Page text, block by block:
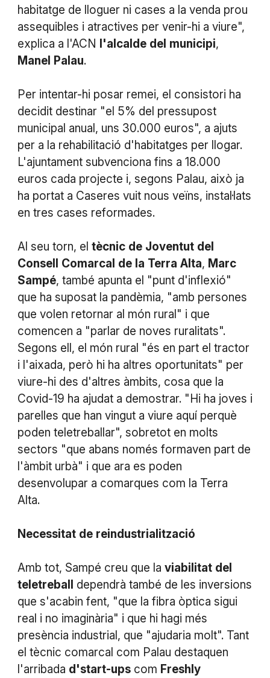
habitatge de lloguer ni cases a la venda prou
assequibles i atractives per venir-hi a viure",
explica a l'ACN
l'alcalde del municipi,
Manel Palau.
Per intentar-hi posar remei, el consistori ha
decidit destinar "el 5% del pressupost
municipal anual, uns 30.000 euros", a ajuts
per a la rehabilitació d'habitatges per llogar.
L'ajuntament subvenciona fins a 18.000
euros cada projecte i, segons Palau, això ja
ha portat a Caseres vuit nous veïns, instal·lats
en tres cases reformades.
Al seu torn, el tècnic de Joventut del
Consell
Comarcal de la Terra Alta, Marc
Sampé, també apunta el "punt d'inflexió"
que ha suposat la pandèmia, "amb persones
que volen retornar al món rural" i que
comencen a "parlar de noves ruralitats".
Segons ell, el món rural "és en part el tractor
i l'aixada, però hi ha altres oportunitats" per
viure-hi des d'altres àmbits, cosa que la
Covid-19 ha ajudat a demostrar. "Hi ha joves i
parelles que han vingut a viure aquí perquè
poden teletreballar", sobretot en molts
sectors "que abans només formaven part de
l'àmbit urbà" i que ara es poden
desenvolupar a comarques com la Terra
Alta.
Necessitat de reindustrialització
Amb tot, Sampé creu que la viabilitat del
teletreball
dependrà també de les inversions
que s'acabin fent, "que la fibra òptica sigui
real i no imaginària" i que hi hagi més
presència industrial, que "ajudaria molt". Tant
el tècnic comarcal com Palau destaquen
l'arribada d'start-upscom Freshly